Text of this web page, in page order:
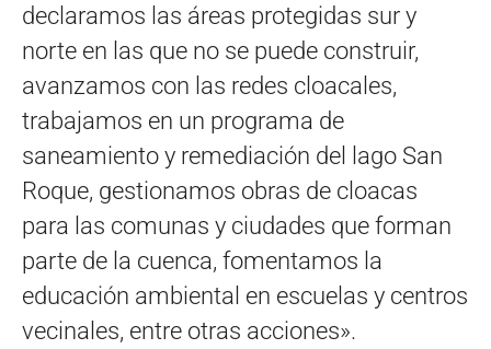
declaramos las áreas protegidas sur y
norte en las que no se puede construir,
avanzamos con las redes cloacales,
trabajamos en un programa de
saneamiento y remediación del lago San
Roque, gestionamos obras de cloacas
para las comunas y ciudades que forman
parte de la cuenca, fomentamos la
educación ambiental en escuelas y centros
vecinales, entre otras acciones».